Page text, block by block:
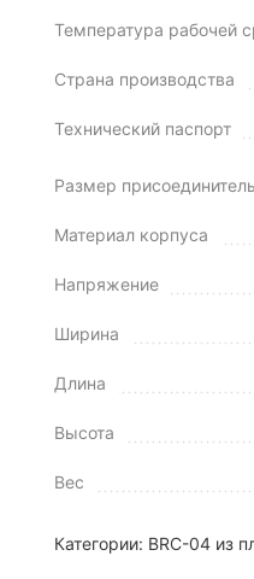
Температура рабочей
Страна производства
Технический паспорт
Размер
Материал корпуса
Напряжение
Ширина
Длина
Высота
Вес
Категории: BRC-04 из